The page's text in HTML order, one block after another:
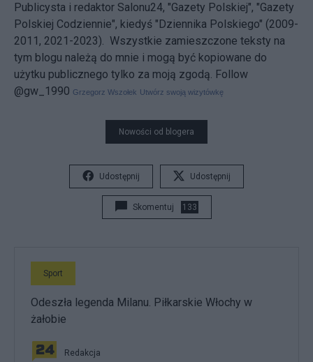
Publicysta i redaktor Salonu24, "Gazety Polskiej", "Gazety
Polskiej Codziennie", kiedyś "Dziennika Polskiego" (2009-
2011, 2021-2023). Wszystkie zamieszczone teksty na
tym blogu należą do mnie i mogą być kopiowane do
użytku publicznego tylko za moją zgodą. Follow
@gw_1990 Grzegorz Wszołek Utwórz swoją wizytówkę
Nowości od blogera
Udostępnij Udostępnij
Skomentuj 133
Sport
Odeszła legenda Milanu. Piłkarskie Włochy w
żałobie
Redakcja